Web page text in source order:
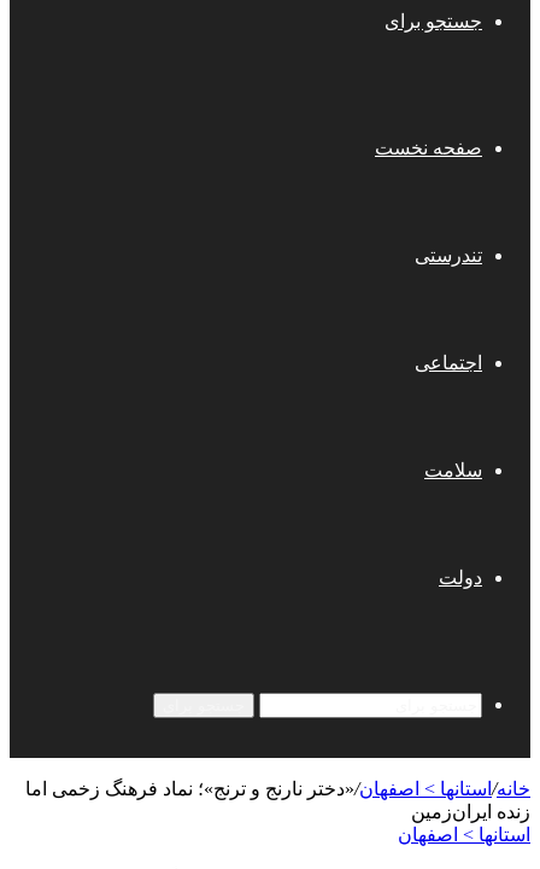
جستجو برای
صفحه نخست
تندرستی
اجتماعی
سلامت
دولت
خانه/ استانها > اصفهان/«دختر نارنج و ترنج»؛ نماد فرهنگ زخمی اما
زنده ایران‌زمین
استانها > اصفهان